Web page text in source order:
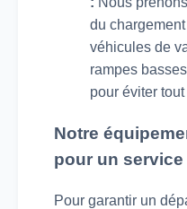
du
véhicules de
rampes
pour éviter
Notre
pour un
Pour garantir un